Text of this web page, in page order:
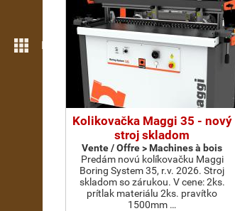
Plus de fonctions
Kolikovačka Maggi 35 - nový
stroj skladom
Vente / Offre > Machines à bois
Predám novú kolíkovačku Maggi
Boring System 35, r.v. 2026. Stroj
skladom so zárukou. V cene: 2ks.
prítlak materiálu 2ks. pravítko
1500mm …